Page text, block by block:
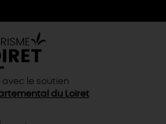
avec le soutien
du Loiret